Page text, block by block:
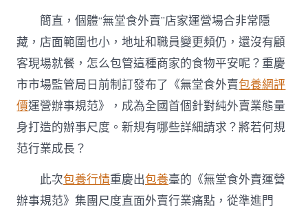
心
飯”？〉
中
簡直，個體“無堂食外賣”店家運營場合非常隱
藏，店面範圍也小，地址和職員變更頻仍，還沒有顧
客現場就餐，怎么包管這種商家的食物平安呢？重慶
市市場監管局日前制訂發布了《無堂食外賣包養網評
價運營辦事規范》，成為全國首個針對純外賣業態量
身打造的辦事尺度。新規有哪些詳細請求？將若何規
范行業成長？
此次包養行情重慶出包養臺的《無堂食外賣運營
辦事規范》集團尺度直面外賣行業痛點，從準進門